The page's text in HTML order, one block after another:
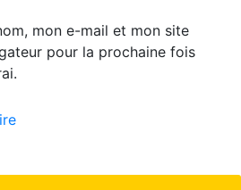
mon e-mail et mon site
pour la prochaine fois